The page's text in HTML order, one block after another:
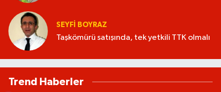
SEYFI BOYRAZ
Taşkömürü satışında, tek yetkili TTK olmalı
Trend Haberler